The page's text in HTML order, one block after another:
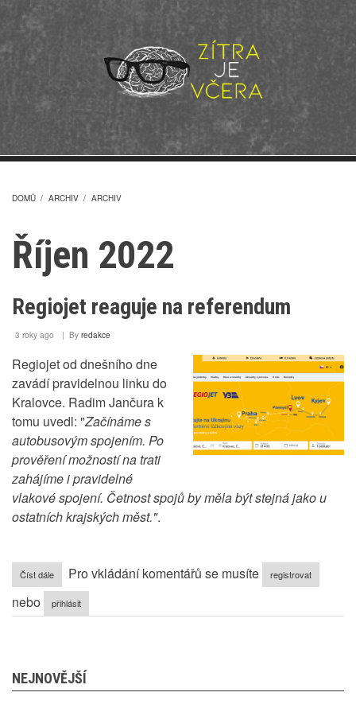
hlavnímu
NAVIGACE
DOMŮ / ARCHIV / ARCHIV
Říjen 2022
Regiojet reaguje na referendum
3 roky ago By redakce
Regiojet od dnešního dne
zavádí pravidelnou linku do
Kralovce. Radim Jančura k
tomu uvedl: "Začínáme s
autobusovým spojením. Po
prověření možností na trati
zahájíme i pravidelné
vlakové spojení. Četnost spojů by měla být stejná jako u
ostatních krajských měst.".
Číst dále
Regiojet
reaguje
na
Pro vkládání komentářů se musíte registrovat
nebo přihlásit
NEJNOVĚJŠÍ